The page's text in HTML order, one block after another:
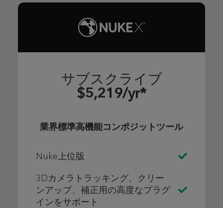
サブスクライブ
$5,219/yr*
業界標準高機能コンポジットツール
Nuke上位版
3Dカメラトラッキング、クリー
ンアップ、補正用の高度なプラグ
インをサポート